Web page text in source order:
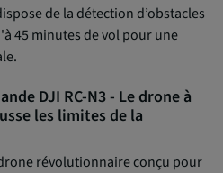
de la détection d’obstacles
45 minutes de vol pour une
DJI RC-N3 - Le drone à
les limites de la
révolutionnaire conçu pour